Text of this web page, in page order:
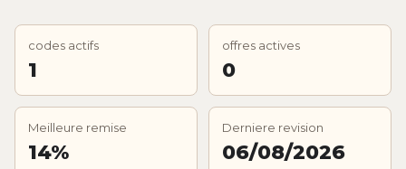
codes actifs
1
offres actives
0
Meilleure remise
14%
Derniere revision
06/08/2026